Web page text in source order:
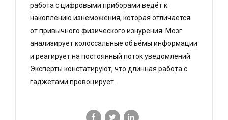
работа с цифровыми приборами ведёт к
накоплению изнеможения, которая отличается
от привычного физического изнурения. Мозг
анализирует колоссальные объёмы информации
и реагирует на постоянный поток уведомлений.
Эксперты констатируют, что длинная работа с
гаджетами провоцирует...